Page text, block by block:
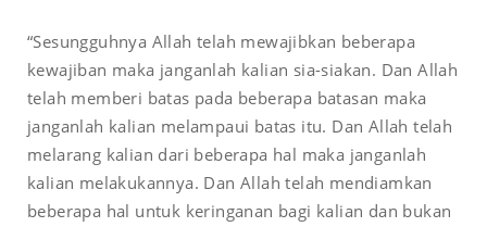
“Sesungguhnya Allah telah mewajibkan beberapa
kewajiban maka janganlah kalian sia-siakan. Dan Allah
telah memberi batas pada beberapa batasan maka
janganlah kalian melampaui batas itu. Dan Allah telah
melarang kalian dari beberapa hal maka janganlah
kalian melakukannya. Dan Allah telah mendiamkan
beberapa hal untuk keringanan bagi kalian dan bukan